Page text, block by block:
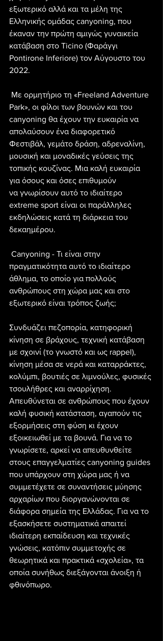
εξωτερικό αλλά και τα μέλη της
Ελληνικής ομάδας canyoning, που
έκαναν την πρώτη αμιγώς γυναικεία
κατάβαση στο Ticino (Φαράγγι
Pontirone Inferiore) τον Αύγουστο του
2022.
Park», οι φίλοι των βουνών και του
canyoning θα έχουν την ευκαιρία να
απολαύσουν ένα διαφορετικό
Φεστιβάλ, γεμάτο δράση, αδρεναλίνη,
μουσική και μοναδικές γεύσεις της
τοπικής κουζίνας. Μια καλή ευκαιρία
για όσους και όσες επιθυμούν
να γνωρίσουν αυτό το ιδιαίτερο
extreme sport είναι οι παράλληλες
εκδηλώσεις κατά τη διάρκεια του
δεκαημέρου.
πραγματικότητα αυτό το ιδιαίτερο
άθλημα, το οποίο για πολλούς
ανθρώπους στη χώρα μας και στο
εξωτερικό είναι τρόπος ζωής;
Συνδυάζει πεζοπορία, κατηφορική
κίνηση σε βράχους, τεχνική κατάβαση
με σχοινί (το γνωστό και ως rappel),
κίνηση μέσα σε νερά και καταρράκτες,
κολύμπι, βουτιές σε λιμνούλες, φυσικές
τσουλήθρες και αναρρίχηση.
Απευθύνεται σε ανθρώπους που έχουν
καλή φυσική κατάσταση, αγαπούν τις
εξορμήσεις στη φύση κι έχουν
εξοικειωθεί με τα βουνά. Για να το
γνωρίσετε, αρκεί να απευθυνθείτε
στους επαγγελματίες canyoning guides
που υπάρχουν στη χώρα μας ή να
συμμετέχετε σε συναντήσεις μύησης
αρχαρίων που διοργανώνονται σε
διάφορα σημεία της Ελλάδας. Για να το
εξασκήσετε συστηματικά απαιτεί
ιδιαίτερη εκπαίδευση και τεχνικές
γνώσεις, κατόπιν συμμετοχής σε
θεωρητικά και πρακτικά «σχολεία», τα
οποία συνήθως διεξάγονται άνοιξη ή
φθινόπωρο.